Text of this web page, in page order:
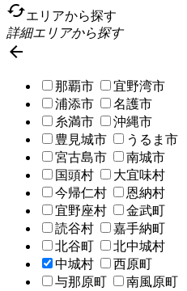
cachedエリアから探す
詳細エリアから探す

那覇市
宜野湾市
浦添市
名護市
糸満市
沖縄市
豊見城市
うるま市
宮古島市
南城市
国頭村
大宜味村
今帰仁村
恩納村
宜野座村
金武町
読谷村
嘉手納町
北谷町
北中城村
中城村
西原町
与那原町
南風原町